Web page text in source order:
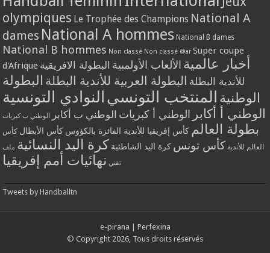
olympiques Le Trophée des Champions National A
dames National A hommes National B dames
National B hommes Non classé Non classé @ar Super coupe
d'Afrique
أخبار عالمية الألعاب الأولمبية البطولة الافريقية
للأندية البطلة البطولة العربية للأندية البطلة البطولة
الوطنية المنتخب التونسي النوادي التونسية
الوطني أ أكابر الوطني أ كبريات الوطني ب أكابر الوطني ب كبريات
بطولة العالم كأس إفريقيا للأندية الفائزة بالكؤوس كأس الأبطال كأس
العالم للأندية كأس تونس كرة اليد الشاطئية كرة اليد النسائية ملف
تقني نهائيات أمم إفريقيا
Tweets by Handballtn
e-pirana
Perfexina
© Copyright 2026, Tous droits réservés